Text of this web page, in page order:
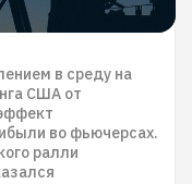
в среду на
США от
во фьючерсах.
ралли